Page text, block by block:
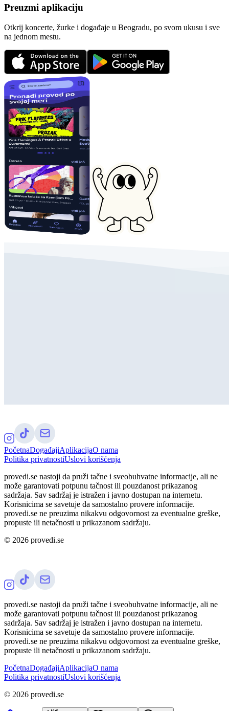
Preuzmi aplikaciju
Otkrij koncerte, žurke i događaje u Beogradu, po svom ukusu i sve
na jednom mestu.
PočetnaDogađajiAplikacijaO nama
Politika privatnostiUslovi korišćenja
provedi.se nastoji da pruži tačne i sveobuhvatne informacije, ali ne
može garantovati potpunu tačnost ili pouzdanost prikazanog
sadržaja. Sav sadržaj je istražen i javno dostupan na internetu.
Korisnicima se savetuje da samostalno provere informacije.
provedi.se ne preuzima nikakvu odgovornost za eventualne greške,
propuste ili netačnosti u prikazanom sadržaju.
© 2026 provedi.se
provedi.se nastoji da pruži tačne i sveobuhvatne informacije, ali ne
može garantovati potpunu tačnost ili pouzdanost prikazanog
sadržaja. Sav sadržaj je istražen i javno dostupan na internetu.
Korisnicima se savetuje da samostalno provere informacije.
provedi.se ne preuzima nikakvu odgovornost za eventualne greške,
propuste ili netačnosti u prikazanom sadržaju.
PočetnaDogađajiAplikacijaO nama
Politika privatnostiUslovi korišćenja
© 2026 provedi.se